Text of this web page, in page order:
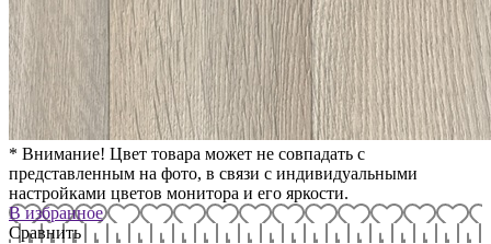
* Внимание! Цвет товара может не совпадать с
представленным на фото, в связи с индивидуальными
настройками цветов монитора и его яркости.
В избранное
Сравнить